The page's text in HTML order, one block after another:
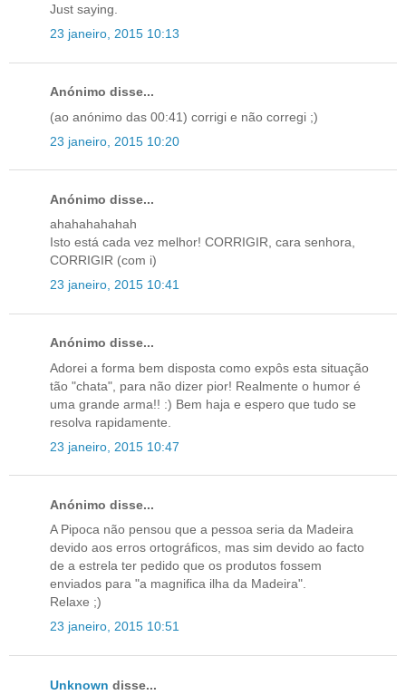
Just saying.
23 janeiro, 2015 10:13
Anónimo disse...
(ao anónimo das 00:41) corrigi e não corregi ;)
23 janeiro, 2015 10:20
Anónimo disse...
ahahahahahah
Isto está cada vez melhor! CORRIGIR, cara senhora,
CORRIGIR (com i)
23 janeiro, 2015 10:41
Anónimo disse...
Adorei a forma bem disposta como expôs esta situação
tão "chata", para não dizer pior! Realmente o humor é
uma grande arma!! :) Bem haja e espero que tudo se
resolva rapidamente.
23 janeiro, 2015 10:47
Anónimo disse...
A Pipoca não pensou que a pessoa seria da Madeira
devido aos erros ortográficos, mas sim devido ao facto
de a estrela ter pedido que os produtos fossem
enviados para "a magnifica ilha da Madeira".
Relaxe ;)
23 janeiro, 2015 10:51
Unknown disse...